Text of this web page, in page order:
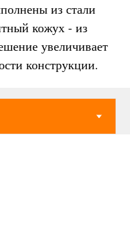
из стали
кожух - из
увеличивает
конструкции.